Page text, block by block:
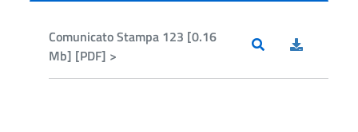
Comunicato Stampa 123 [0.16
Mb] [PDF] >